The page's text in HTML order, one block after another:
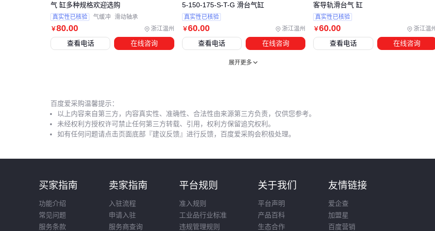
每季度检查密封圈的磨损情况
每半年检查一次气压调节阀的工作状态
使用过程中要注意观察支撑杆的运动状态。如果发现运动不顺
使用需求平衡选择。
选择气缸支撑杆不仅要考虑主设备参数，配套设备的质量和安
和维护条件，综合考虑支撑杆类型、配套配件和安全防护装备
￥80.00 浙江温州
气 缸多种规格欢迎选购
真实性已核验 气缓冲 滑动轴承
查看电话 在线咨询
￥60.00 浙江温州
5-150-175-S-T-G 滑台气缸
真实性已核验
查看电话 在线咨询
￥60.00 浙江温
客导轨滑台气 缸
真实性已核验
查看电话 在线咨询
展开更多
百度爱采购温馨提示：
以上内容来自第三方，内容真实性、准确性、合法性由来源第三方负责，仅供您参考。
未经权利方授权许可禁止任何第三方转载、引用，权利方保留追究权利。
如有任何问题请点击页面底部『建议反馈』进行反馈，百度爱采购会积极处理。
买家指南
功能介绍
常见问题
服务条款
卖家指南
入驻流程
申请入驻
服务商查询
平台规则
准入规则
工业品行业标准
违规管理规则
关于我们
平台声明
产品百科
生态合作
友情链接
爱企查
加盟星
百度营销